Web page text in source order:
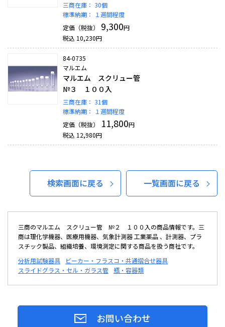
三商在庫： 30個
標準納期：
１週間程度
定価（税抜）
9,300円
税込 10,230円
84-0735
マルエム
マルエム スクリュー管
№３ １００入
三商在庫： 31個
標準納期：
１週間程度
定価（税抜）
11,800円
税込 12,980円
検索画面に戻る 一覧画面に戻る
三商のマルエム スクリュー管 №２ １００入の商品情報です。三
商は理化学機器、医療用機器、気象計測器 工業薬品 、計測器、プラ
スチック製品、組織培養、環境測定に関する商品を扱う商社です。
分析用試験器具
ビーカー・フラスコ・共通摺合せ器具
スライドグラス・セル・ガラス管 瓶・容器類
お問い合わせ